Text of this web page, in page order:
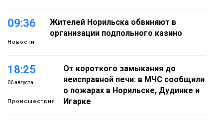
09:36
Новости
Жителей Норильска обвиняют в
организации подпольного казино
18:25
06 августа
Происшествия
От короткого замыкания до
неисправной печи: в МЧС сообщили
о пожарах в Норильске, Дудинке и
Игарке